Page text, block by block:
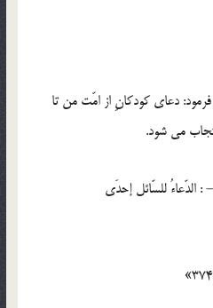
دعاي كودكانِ از امّت من تا
مي شود.